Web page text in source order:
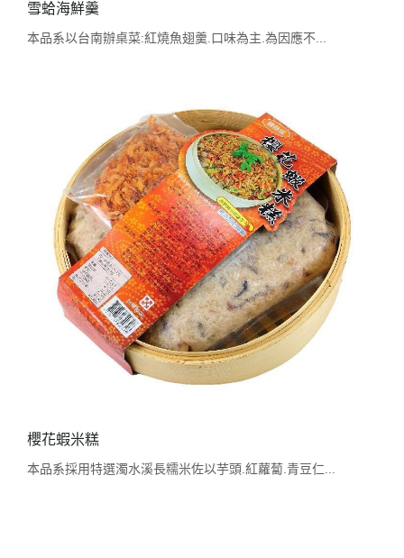
雪蛤海鮮羹
本品系以台南辦桌菜:紅燒魚翅羹.口味為主.為因應不...
櫻花蝦米糕
本品系採用特選濁水溪長糯米佐以芋頭.紅蘿蔔.青豆仁...